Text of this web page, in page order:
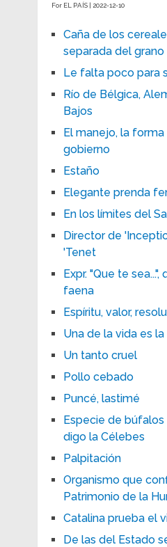
For EL PAÍS | 2022-12-10
Caña de los
separada del grano
Le falta poco para
Río de Bélgica,
Bajos
El manejo, la
gobierno
Estaño
Elegante prenda
En los límites del
Director de
'Tenet
Expr. "Que te
faena
Espíritu, valor,
Una de la vida es
Un tanto cruel
Pollo cebado
Puncé, lastimé
Especie de búfalos
digo la Célebes
Palpitación
Organismo que
Patrimonio de la
Catalina prueba el
De las del Estado